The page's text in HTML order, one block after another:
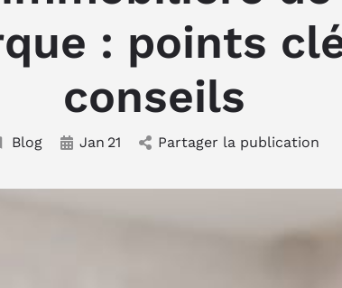
: points
conseils
Blog Jan 21 Partager la publication